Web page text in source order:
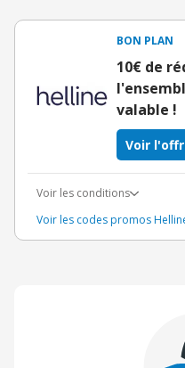
BON PLAN
10€ de
valable !
Voir
Voir les conditions
Voir les codes promos